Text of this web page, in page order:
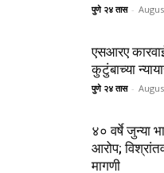
पुणे २४ तास -
एसआरए
कुटुंबाच्या
पुणे २४ तास -
४० वर्षे जुन्या
आरोप;
मागणी